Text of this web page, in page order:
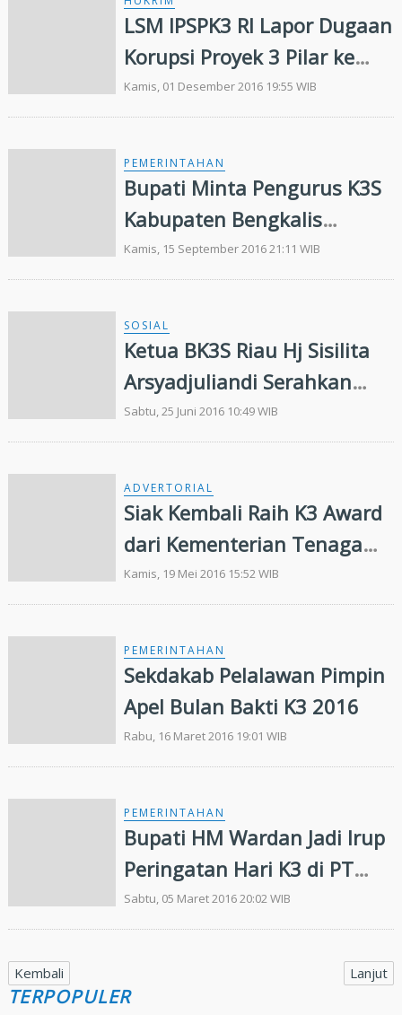
LSM IPSPK3 RI Lapor Dugaan
Korupsi Proyek 3 Pilar ke
Kejati Riau
Kamis, 01 Desember 2016 19:55 WIB
PEMERINTAHAN
Bupati Minta Pengurus K3S
Kabupaten Bengkalis
Bekerja Cepat dan
Profesional
Kamis, 15 September 2016 21:11 WIB
SOSIAL
Ketua BK3S Riau Hj Sisilita
Arsyadjuliandi Serahkan
Bantuan kepada 497 Anak
Yatim Piatu
Sabtu, 25 Juni 2016 10:49 WIB
ADVERTORIAL
Siak Kembali Raih K3 Award
dari Kementerian Tenaga
Kerja RI
Kamis, 19 Mei 2016 15:52 WIB
PEMERINTAHAN
Sekdakab Pelalawan Pimpin
Apel Bulan Bakti K3 2016
Rabu, 16 Maret 2016 19:01 WIB
PEMERINTAHAN
Bupati HM Wardan Jadi Irup
Peringatan Hari K3 di PT
Pulau Sambu
Sabtu, 05 Maret 2016 20:02 WIB
Kembali Lanjut
TERPOPULER